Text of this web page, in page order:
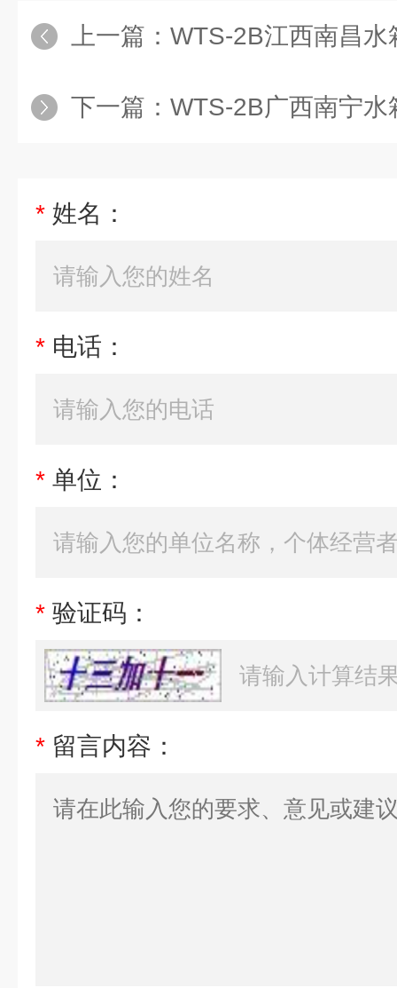
上一篇： WTS-2B江西南昌水箱自洁消
下一篇： WTS-2B广西南宁水箱自洁消
* 姓名：
* 电话：
* 单位：
* 验证码：
* 留言内容：